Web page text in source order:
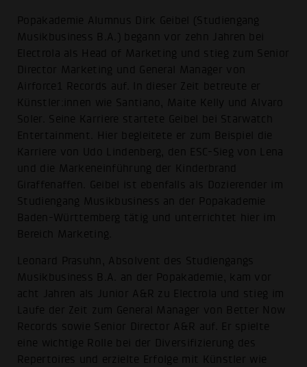
Popakademie Alumnus Dirk Geibel (Studiengang
Musikbusiness B.A.) begann vor zehn Jahren bei
Electrola als Head of Marketing und stieg zum Senior
Director Marketing und General Manager von
Airforce1 Records auf. In dieser Zeit betreute er
Künstler:innen wie Santiano, Maite Kelly und Alvaro
Soler. Seine Karriere startete Geibel bei Starwatch
Entertainment. Hier begleitete er zum Beispiel die
Karriere von Udo Lindenberg, den ESC-Sieg von Lena
und die Markeneinführung der Kinderbrand
Giraffenaffen. Geibel ist ebenfalls als Dozierender im
Studiengang Musikbusiness an der Popakademie
Baden-Württemberg tätig und unterrichtet hier im
Bereich Marketing.
Leonard Prasuhn, Absolvent des Studiengangs
Musikbusiness B.A. an der Popakademie, kam vor
acht Jahren als Junior A&R zu Electrola und stieg im
Laufe der Zeit zum General Manager von Better Now
Records sowie Senior Director A&R auf. Er spielte
eine wichtige Rolle bei der Diversifizierung des
Repertoires und erzielte Erfolge mit Künstler wie